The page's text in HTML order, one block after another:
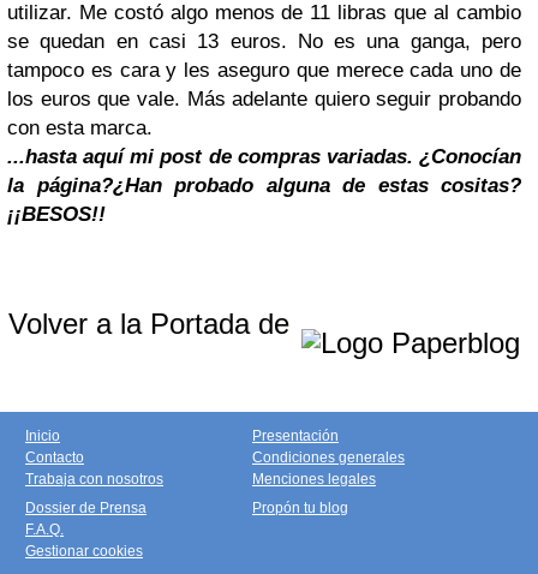
utilizar. Me costó algo menos de 11 libras que al cambio
se quedan en casi 13 euros. No es una ganga, pero
tampoco es cara y les aseguro que merece cada uno de
los euros que vale. Más adelante quiero seguir probando
con esta marca.
...hasta aquí mi post de compras variadas. ¿Conocían
la página?¿Han probado alguna de estas cositas?
¡¡BESOS!!
Volver a la Portada de
Inicio
Contacto
Trabaja con nosotros
Presentación
Condiciones generales
Menciones legales
Dossier de Prensa
F.A.Q.
Gestionar cookies
Propón tu blog